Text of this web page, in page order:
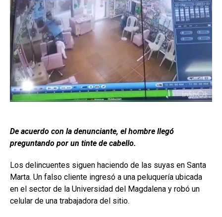
De acuerdo con la denunciante, el hombre llegó
preguntando por un tinte de cabello.
Los delincuentes siguen haciendo de las suyas en Santa
Marta. Un falso cliente ingresó a una peluquería ubicada
en el sector de la Universidad del Magdalena y robó un
celular de una trabajadora del sitio.